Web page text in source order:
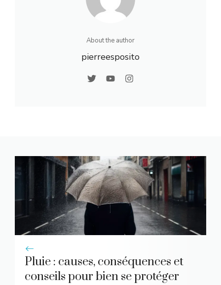
About the author
pierreesposito
Pluie : causes, conséquences et
conseils pour bien se protéger